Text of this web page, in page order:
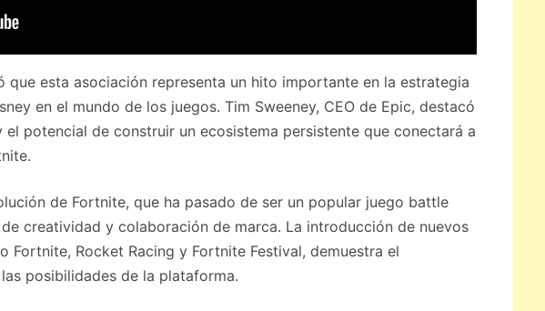
que esta asociación representa un hito importante en la estrategia
en el mundo de los juegos. Tim Sweeney, CEO de Epic, destacó
potencial de construir un ecosistema persistente que conectará a
de Fortnite, que ha pasado de ser un popular juego battle
creatividad y colaboración de marca. La introducción de nuevos
Fortnite, Rocket Racing y Fortnite Festival, demuestra el
posibilidades de la plataforma.